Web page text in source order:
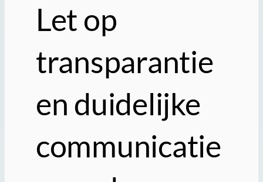
Let op
transparantie
en duidelijke
communicatie